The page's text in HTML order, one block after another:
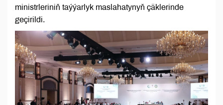
ministrleriniň taýýarlyk maslahatynyň çäklerinde
geçirildi.